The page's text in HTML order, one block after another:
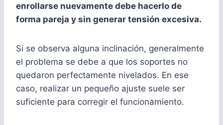
enrollarse nuevamente debe hacerlo de
forma pareja y sin generar tensión excesiva.
Si se observa alguna inclinación, generalmente
el problema se debe a que los soportes no
quedaron perfectamente nivelados. En ese
caso, realizar un pequeño ajuste suele ser
suficiente para corregir el funcionamiento.